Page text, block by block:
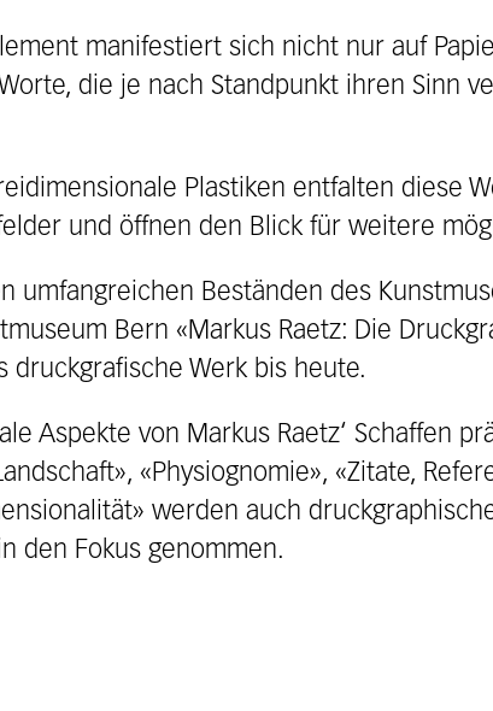
manifestiert sich nicht nur auf
die je nach Standpunkt ihren Sinn
Plastiken entfalten diese
und öffnen den Blick für weitere
umfangreichen Beständen des
Bern «Markus Raetz: Die
Werk bis heute.
Aspekte von Markus Raetz‘ Schaffen
«Physiognomie», «Zitate,
werden auch
den Fokus genommen.